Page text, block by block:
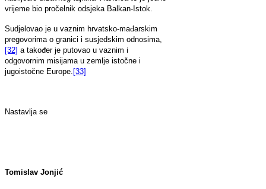
vrijeme bio pročelnik odsjeka Balkan-Istok.
Sudjelovao je u vaznim hrvatsko-mađarskim
pregovorima o granici i susjedskim odnosima,
[32] a također je putovao u vaznim i
odgovornim misijama u zemlje istočne i
jugoistočne Europe. [33]
Nastavlja se
Tomislav Jonjić